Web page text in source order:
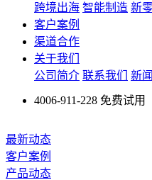
跨境出海 智能制造 新
客户案例
渠道合作
关于我们
公司简介 联系我们 新
4006-911-228 免费试用
最新动态
客户案例
产品动态